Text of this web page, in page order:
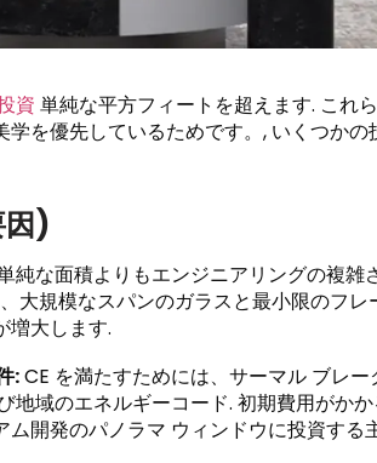
資 単純な平方フィートを超えます. これ
を優先しているためです。, いくつか
因)
純な面積よりもエンジニアリングの複雑
大規模なスパンのガラスと最小限のフ
増大します.
:CE を満たすためには、サーマル ブレ
地域のエネルギーコード. 初期費用がか
開発のパノラマ ウィンドウに投資する